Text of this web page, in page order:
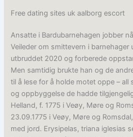
Free dating sites uk aalborg escort
Ansatte i Bardubarnehagen jobber
Veileder om smittevern i barnehager
utbruddet 2020 og forberede
Men samtidig brukte han og de
til å lese for å holde motet oppe – all
og oppbyggelse de hadde
Helland, f. 1775 i Veøy, Møre og
23.09.1775 i Veøy, Møre og
med jord. Erysipelas, triana iglesias